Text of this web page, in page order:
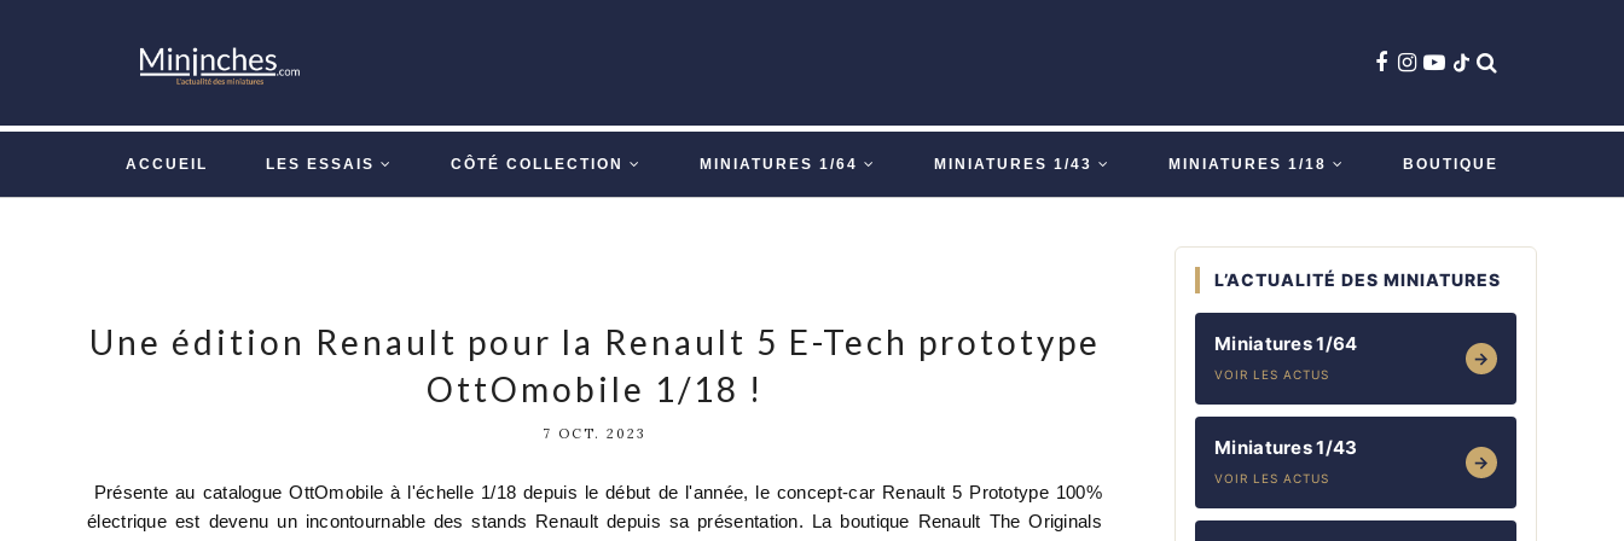
ACCUEIL LES ESSAIS CÔTÉ COLLECTION MINIATURES 1/64 MINIATURES 1/43 MINIATURES 1/18 BOUTIQUE
Une édition Renault pour la Renault 5 E-Tech prototype
OttOmobile 1/18 !
7 OCT. 2023
Présente au catalogue OttOmobile à l'échelle 1/18 depuis le début de l'année, le concept-car Renault 5 Prototype 100%
électrique est devenu un incontournable des stands Renault depuis sa présentation. La boutique Renault The Originals
L’ACTUALITÉ DES MINIATURES
Miniatures 1/64
VOIR LES ACTUS
→
Miniatures 1/43
VOIR LES ACTUS
→